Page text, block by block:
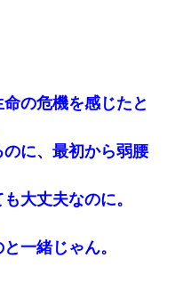
エンジンかけっ放しの車を
こえてきたので気になっ
になってた
が「旅行代金を出せ！」
管理は私達がする！」と
が消えていた。警察『目
→ 数時間後・・警察『××
の危機を感じたと
に、最初から弱腰
大丈夫なのに。
一緒じゃん。